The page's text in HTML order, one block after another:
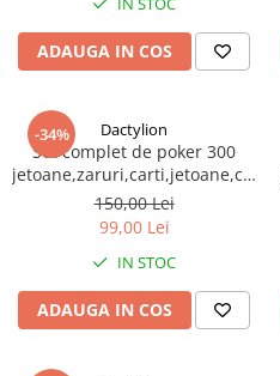
ADAUGA IN COS
-34% Dactylion
Set complet de poker 300
jetoane,zaruri,carti,jetoane,cutie
metalica de depozitare
150,00 Lei
99,00 Lei
IN STOC
ADAUGA IN COS